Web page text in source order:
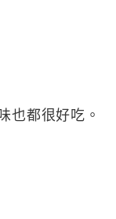
也都很好吃。